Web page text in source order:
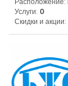
Услуги: 0
Скидки и акции: